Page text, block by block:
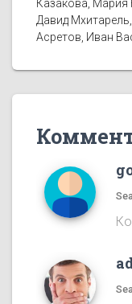
Казакова, Мария
Давид
Асретов, Иван